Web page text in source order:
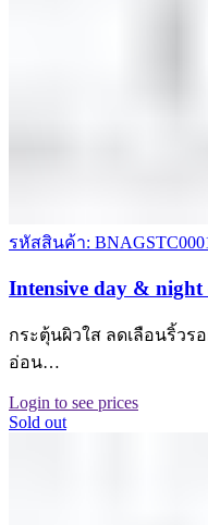
รหัสสินค้า:
Intensive day & night
กระตุ้นผิวใส ลดเลือนริ้วร
อ่อน…
Login to see prices
Sold out